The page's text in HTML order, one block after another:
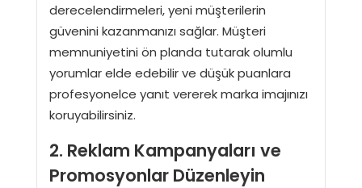
derecelendirmeleri, yeni müşterilerin
güvenini kazanmanızı sağlar. Müşteri
memnuniyetini ön planda tutarak olumlu
yorumlar elde edebilir ve düşük puanlara
profesyonelce yanıt vererek marka imajınızı
koruyabilirsiniz.
2. Reklam Kampanyaları ve
Promosyonlar Düzenleyin